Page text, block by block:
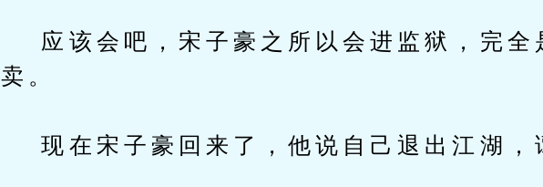
应该会吧，宋子豪之所以会进监狱，完全
卖。
现在宋子豪回来了，他说自己退出江湖，